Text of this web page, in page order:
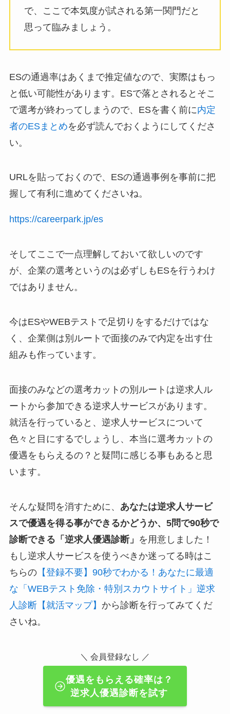
で、ここで本気度が試される第一関門だと
思って臨みましょう。
ESの通過率はあくまで推定値なので、実際はもっ
と低い可能性があります。ESで落とされるとそこ
で選考が終わってしまうので、ESを書く前に内定
者のESまとめを必ず読んでおくようにしてくださ
い。
URLを貼っておくので、ESの通過事例を事前に把
握して有利に進めてくださいね。
https://careerpark.jp/es
そしてここで一点理解しておいて欲しいのです
が、企業の選考というのは必ずしもESを行うわけ
ではありません。
今はESやWEBテストで足切りをするだけではな
く、企業側は別ルートで面接のみで内定を出す仕
組みも作っています。
面接のみなどの選考カットの別ルートは逆求人ル
ートから参加できる逆求人サービスがあります。
就活を行っていると、逆求人サービスについて
色々と目にするでしょうし、本当に選考カットの
優遇をもらえるの？と疑問に感じる事もあると思
います。
そんな疑問を消すために、 あなたは逆求人サービ
スで優遇を得る事ができるかどうか、5問で90秒で
診断できる「逆求人優遇診断」 を用意しました！
もし逆求人サービスを使うべきか迷ってる時はこ
ちらの【登録不要】90秒でわかる！あなたに最適
な「WEBテスト免除・特別スカウトサイト」逆求
人診断【就活マップ】 から診断を行ってみてくだ
さいね。
＼ 会員登録なし ／
優遇をもらえる確率は？
逆求人優遇診断を試す